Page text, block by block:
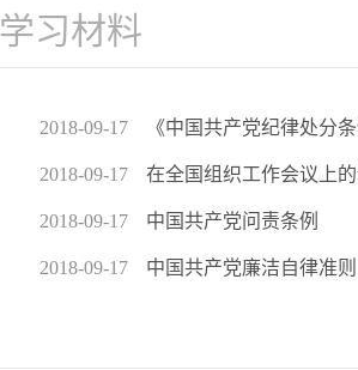
学习材料
2018-09-17 《中国共产党纪律处分
2018-09-17 在全国组织工作会议上
2018-09-17 中国共产党问责条例
2018-09-17 中国共产党廉洁自律准则